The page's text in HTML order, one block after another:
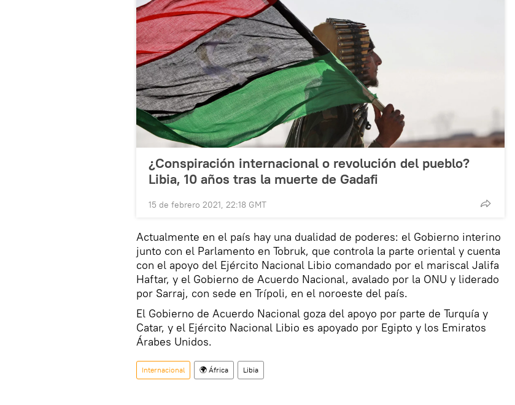
¿Conspiración internacional o revolución del pueblo?
Libia, 10 años tras la muerte de Gadafi
15 de febrero 2021, 22:18 GMT
Actualmente en el país hay una dualidad de poderes: el Gobierno interino
junto con el Parlamento en Tobruk, que controla la parte oriental y cuenta
con el apoyo del Ejército Nacional Libio comandado por el mariscal Jalifa
Haftar, y el Gobierno de Acuerdo Nacional, avalado por la ONU y liderado
por Sarraj, con sede en Trípoli, en el noroeste del país.
El Gobierno de Acuerdo Nacional goza del apoyo por parte de Turquía y
Catar, y el Ejército Nacional Libio es apoyado por Egipto y los Emiratos
Árabes Unidos.
Internacional 🌍 África Libia